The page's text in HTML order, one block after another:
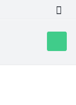
košík